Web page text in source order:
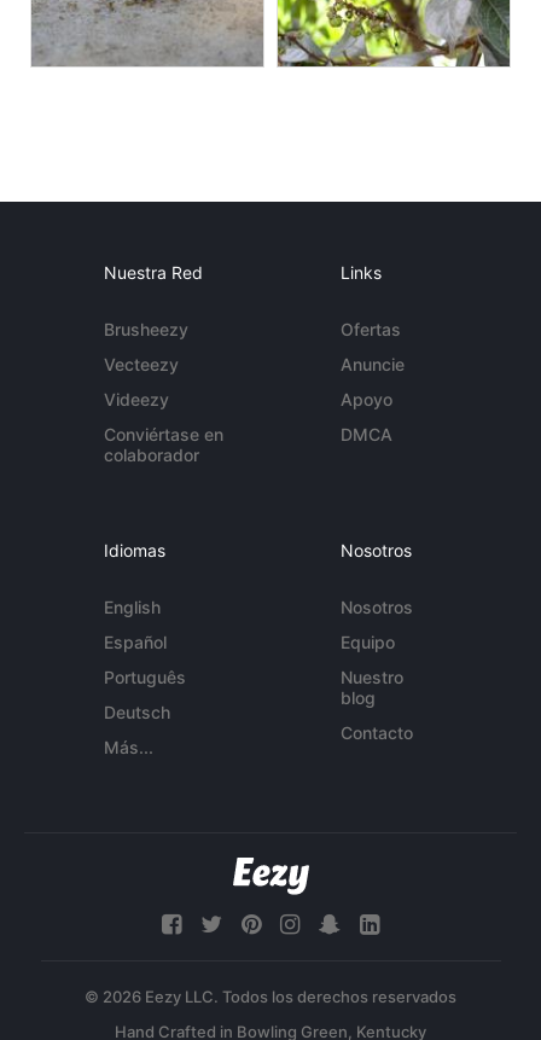
Nuestra Red
Brusheezy
Vecteezy
Videezy
Conviértase en
colaborador
Links
Ofertas
Anuncie
Apoyo
DMCA
Idiomas
English
Español
Português
Deutsch
Más...
Nosotros
Nosotros
Equipo
Nuestro
blog
Contacto
© 2026 Eezy LLC. Todos los derechos reservados